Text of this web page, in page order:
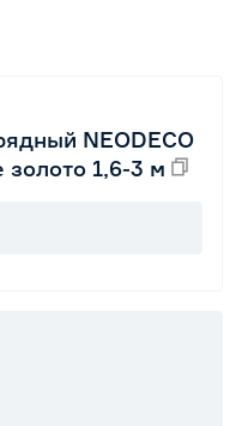
NEODECO
золото 1,6-3 м